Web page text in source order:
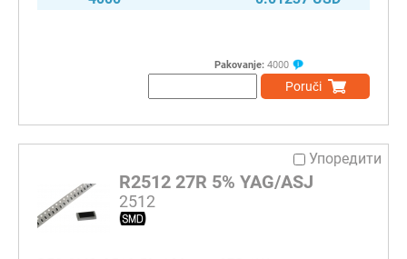
Pakovanje: 4000
Poruči
Упоредити
R2512 27R 5% YAG/ASJ
2512